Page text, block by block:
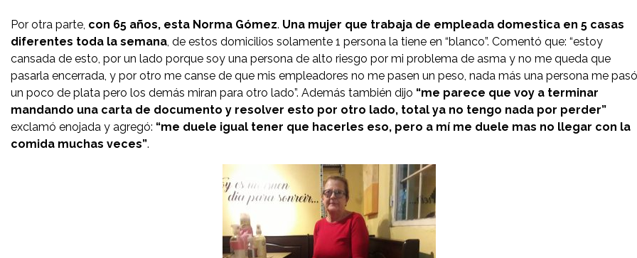
Por otra parte, con 65 años, esta Norma Gómez. Una mujer que trabaja de empleada domestica en 5 casas
diferentes toda la semana, de estos domicilios solamente 1 persona la tiene en “blanco”. Comentó que: “estoy
cansada de esto, por un lado porque soy una persona de alto riesgo por mi problema de asma y no me queda que
pasarla encerrada, y por otro me canse de que mis empleadores no me pasen un peso, nada más una persona me pasó
un poco de plata pero los demás miran para otro lado”. Además también dijo “me parece que voy a terminar
mandando una carta de documento y resolver esto por otro lado, total ya no tengo nada por perder”
exclamó enojada y agregó: “me duele igual tener que hacerles eso, pero a mí me duele mas no llegar con la
comida muchas veces”.